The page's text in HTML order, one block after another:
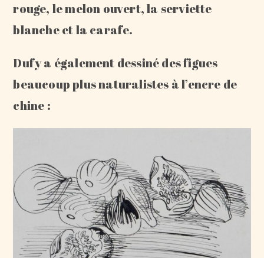
rouge, le melon ouvert, la serviette
blanche et la carafe.
Dufy a également dessiné des figues
beaucoup plus naturalistes à l’encre de
chine :